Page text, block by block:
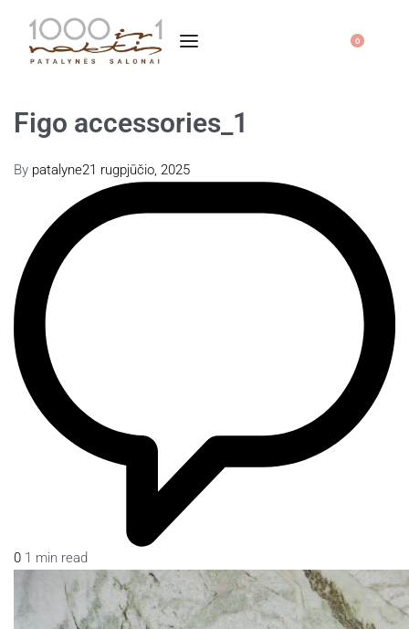
0
Figo accessories_1
By patalyne21 rugpjūčio, 2025
0 1 min read